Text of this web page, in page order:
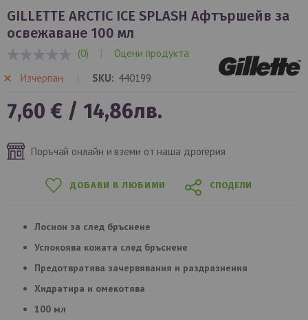
към
началото
на
галерия
снимки
GILLETTE ARCTIC ICE SPLASH Афтършейв за
освежаване 100 мл
(0) |
Оцени продукта
Изчерпан
SKU 440199
7,60 € / 14,86лв.
Поръчай онлайн и вземи от наша дрогерия
ДОБАВИ В ЛЮБИМИ СПОДЕЛИ
Лосион за след бръснене
Успокоява кожата след бръснене
Предотвратява зачервявания и раздразнения
Хидратира и омекотява
100 мл